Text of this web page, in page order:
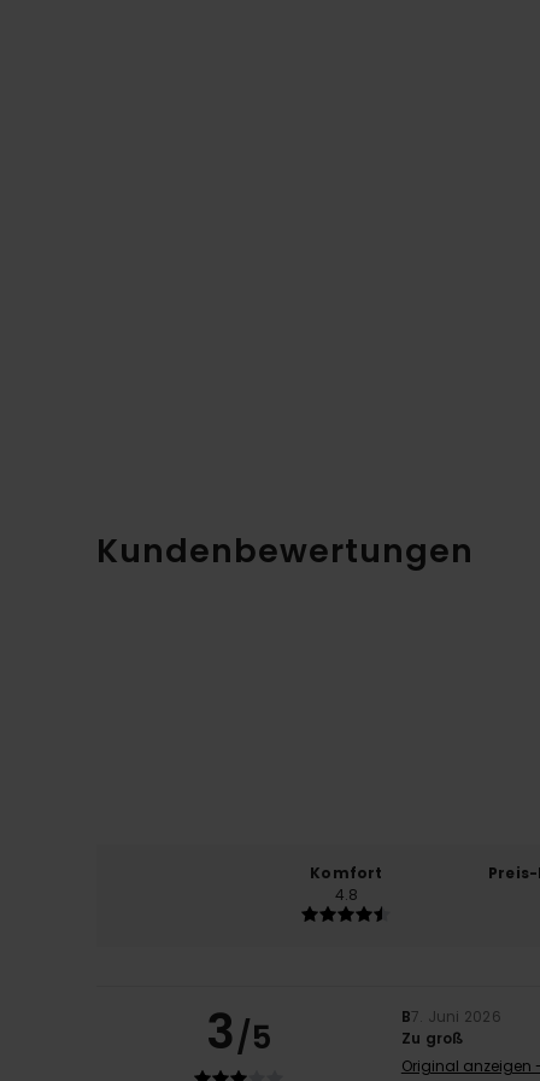
Kundenbewertungen
Komfort
4.8
3/5 B7. Juni 2026
Zu groß
Original anzeigen